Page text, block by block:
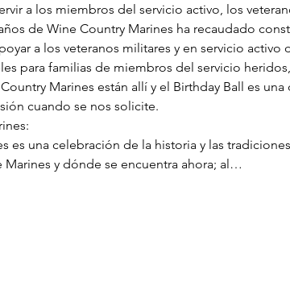
a los miembros del servicio activo, los
de Wine Country Marines ha recaudado
a los veteranos militares y en servicio activo
para familias de miembros del servicio
Marines están allí y el Birthday Ball es una
cuando se nos solicite.
es una celebración de la historia y las
y dónde se encuentra ahora; al…